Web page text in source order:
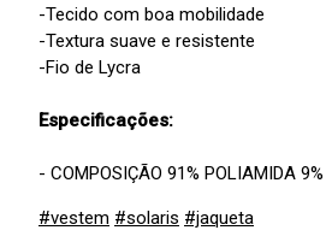
-Tecido com boa mobilidade
-Textura suave e resistente
-Fio de Lycra
Especificações:
- COMPOSIÇÃO 91% POLIAMIDA
#vestem #solaris #jaqueta